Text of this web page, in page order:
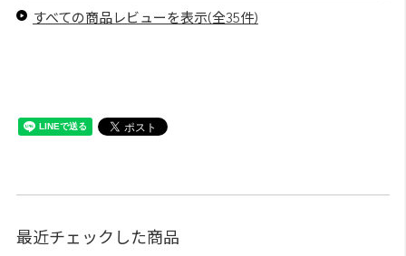
すべての商品レビューを表示(全35件)
最近チェックした商品